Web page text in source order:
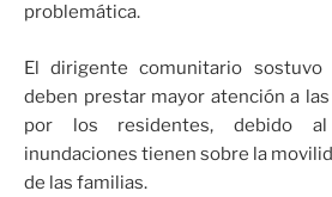
problemática.
El dirigente comunitario sostuvo
deben prestar mayor atención a
por los residentes, debido
inundaciones tienen sobre la
de las familias.